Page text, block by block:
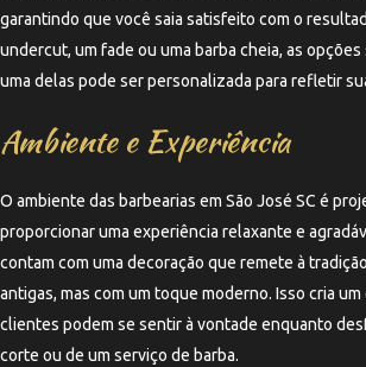
garantindo que você saia satisfeito com o
undercut, um fade ou uma barba cheia, as opções
uma delas pode ser personalizada para refletir
Ambiente e Experiência
O ambiente das barbearias em São José SC é
proporcionar uma experiência relaxante e
contam com uma decoração que remete à
antigas, mas com um toque moderno. Isso cria
clientes podem se sentir à vontade enquanto
corte ou de um serviço de barba.